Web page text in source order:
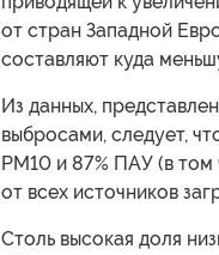
от стран Западной
составляют куда
Из данных,
выбросами, следует,
PM10 и 87% ПАУ (в
от всех источников
Столь высокая доля